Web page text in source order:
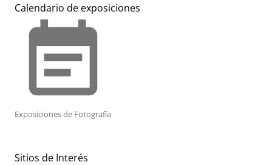
Calendario de exposiciones
event_note
Exposiciones de Fotografía
Sitios de Interés